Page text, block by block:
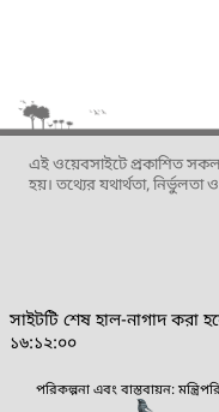
এই ওয়েবসাইটে প্রকাশিত সকল
হয়। তথ্যের যথার্থতা, নির্ভুলতা
সাইটটি শেষ হাল-নাগাদ
১৬:১২:০০
পরিকল্পনা এবং বাস্তবায়ন: